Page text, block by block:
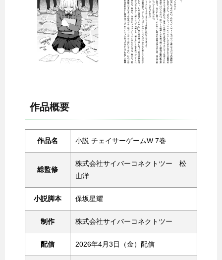
作品概要
作品名 小説 チェイサーゲームW 7巻
総監修
株式会社サイバーコネクトツー 松
山洋
小説脚本 保坂星耀
制作 株式会社サイバーコネクトツー
配信 2026年4月3日（金）配信